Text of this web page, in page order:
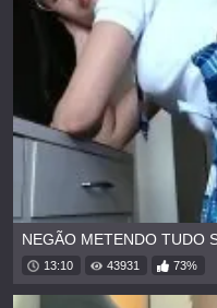
13:10 43931 73%